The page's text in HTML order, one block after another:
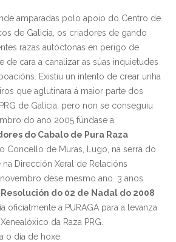
amparadas polo apoio do Centro de
de Galicia, os criadores de gando
razas autóctonas en perigo de
de cara a canalizar as súas inquietudes
Existiu un intento de crear unha
que aglutinara á maior parte dos
de Galicia, pero non se conseguiu
do ano 2005 fúndase a
do Cabalo de Pura Raza
Concello de Muras, Lugo, na serra do
na Dirección Xeral de Relacións
novembro dese mesmo ano. 3 anos
Resolución do 02 de Nadal do 2008
oficialmente a PURAGA para a levanza
da Raza PRG.
o día de hoxe.